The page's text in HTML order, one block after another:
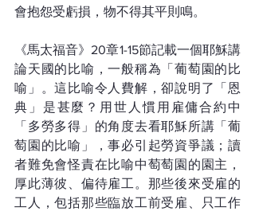
會抱怨受虧損，物不得其平則鳴。
《馬太福音》20章1-15節記載一個耶穌講
論天國的比喻，一般稱為「葡萄園的比
喻」。這比喻令人費解，卻說明了「恩
典」是甚麼？用世人慣用雇傭合約中
「多勞多得」的角度去看耶穌所講「葡
萄園的比喻」，事必引起勞資爭議；讀
者難免會怪責在比喻中萄萄園的園主，
厚此薄彼、偏待雇工。那些後來受雇的
工人，包括那些臨放工前受雇、只工作